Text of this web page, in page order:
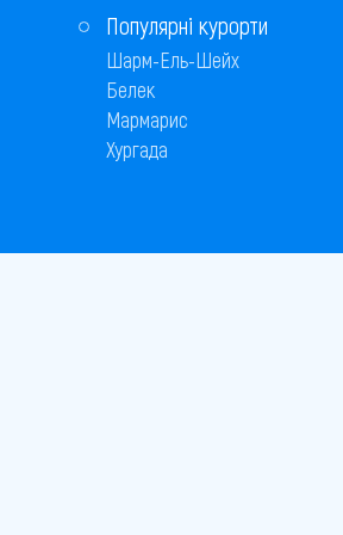
Популярні курорти
Шарм-Ель-Шейх
Белек
Мармарис
Хургада